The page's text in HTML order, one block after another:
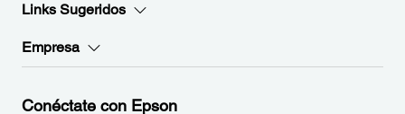
Links Sugeridos
Empresa
Conéctate con Epson